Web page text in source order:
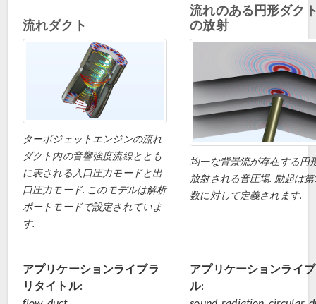
流れダクト
ターボジェットエンジンの流れ
ダクト内の音響強度流線ととも
に表される入口圧力モードと出
口圧力モード. このモデルは解析
ポートモードで設定されていま
す.
アプリケーションライブラ
リタイトル:
流れのある円形ダク
の放射
均一な背景流が存在する円
放射される音圧場. 励起は
数に対して定義されます.
アプリケーションライ
ル: